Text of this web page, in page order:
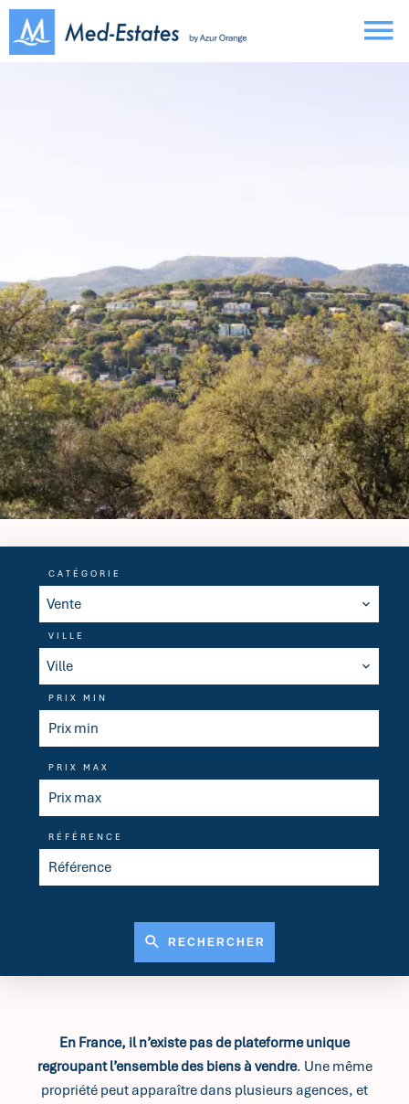
CATÉGORIE
Vente
VILLE
Ville
PRIX MIN
PRIX MAX
RÉFÉRENCE
RECHERCHER
En France, il n’existe pas de plateforme unique
regroupant l’ensemble des biens à vendre. Une même
propriété peut apparaître dans plusieurs agences, et